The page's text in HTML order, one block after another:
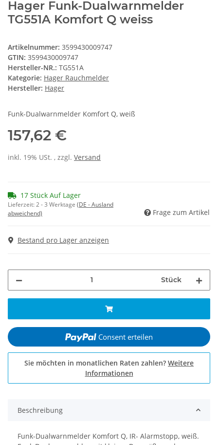
Hager Funk-Dualwarnmelder
TG551A Komfort Q weiss
Artikelnummer: 3599430009747
GTIN: 3599430009747
Hersteller-NR.: TG551A
Kategorie: Hager Rauchmelder
Hersteller: Hager
Funk-Dualwarnmelder Komfort Q, weiß
157,62 €
inkl. 19% USt. , zzgl. Versand
17 Stück Auf Lager
Lieferzeit:2 - 3 Werktage (DE - Ausland
abweichend)
Frage zum Artikel
Bestand pro Lager anzeigen
Stück
Consent erteilen
Sie möchten in monatlichen Raten zahlen? Weitere
Informationen
Beschreibung
Funk-Dualwarnmelder Komfort Q, IR- Alarmstopp, weiß.